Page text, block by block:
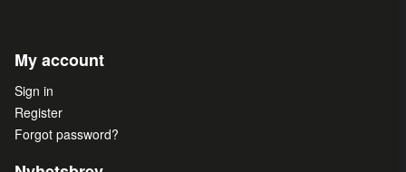
My account
Sign in
Register
Forgot password?